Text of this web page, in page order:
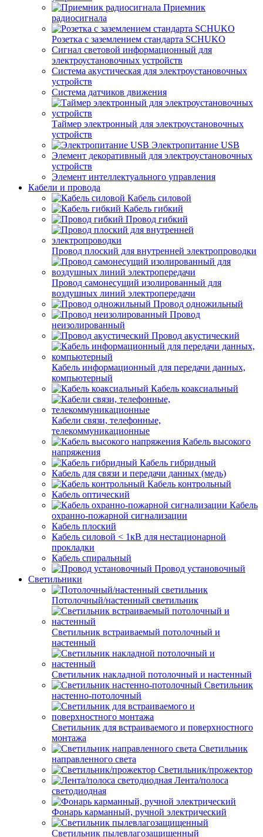
Приемник
радиосигнала
Розетка с заземлением стандарта SCHUKO
Сигнал световой информационный для
электроустановочных устройств
Система акустическая для электроустановочных
устройств
Система датчиков движения
Таймер электронный для электроустановочных
устройств
Электропитание USB
Элемент декоративный для электроустановочных
устройств
Элемент интеллектуального управления
Кабели и провода
Кабель силовой
Кабель гибкий
Провод гибкий
Провод плоский для внутренней электропроводки
Провод самонесущий изолированный для
воздушных линий электропередачи
Провод одножильный
Провод
неизолированный
Провод акустический
Кабель информационный для передачи данных,
компьютерный
Кабель коаксиальный
Кабели связи, телефонные,
телекоммуникационные
Кабель высокого
напряжения
Кабель гибридный
Кабель для связи и передачи данных (медь)
Кабель контрольный
Кабель оптический
Кабель
охранно-пожарной сигнализации
Кабель плоский
Кабель силовой < 1кВ для нестационарной
прокладки
Кабель спиральный
Провод установочный
Светильники
Потолочный/настенный светильник
Светильник встраиваемый потолочный и
настенный
Светильник накладной потолочный и настенный
Светильник
настенно-потолочный
Светильник для встраиваемого и поверхностного
монтажа
Светильник
направленного света
Светильник/прожектор
Лента/полоса
светодиодная
Фонарь карманный, ручной электрический
Светильник пылевлагозащищенный